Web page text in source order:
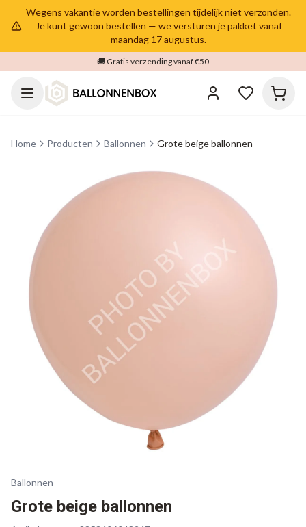
Wegens vakantie worden bestellingen tijdelijk niet verzonden.
Je kunt gewoon bestellen — we versturen je pakket vanaf
maandag 17 augustus.
🚚 Gratis verzending vanaf €50
Home Producten Ballonnen Grote beige ballonnen
Ballonnen
Grote beige ballonnen